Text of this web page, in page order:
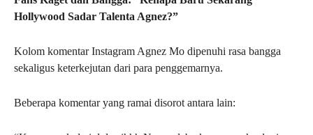
Hollywood Sadar Talenta Agnez?”
Kolom komentar Instagram Agnez Mo dipenuhi rasa bangga
sekaligus keterkejutan dari para penggemarnya.
Beberapa komentar yang ramai disorot antara lain: